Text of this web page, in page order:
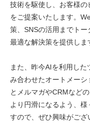
技術を駆使し、お客様の
をご提案いたします。
策、SNSの活用までト
最適な解決策を提供しま
また、昨今AIを利用し
み合わせたオートメーシ
とメルマガやCRMなど
より円滑になるよう、
すので、ぜひ興味がござ